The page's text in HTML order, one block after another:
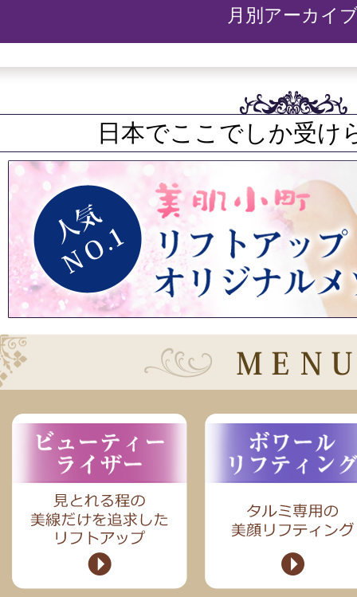
月別アーカイ
日本でここでしか受け